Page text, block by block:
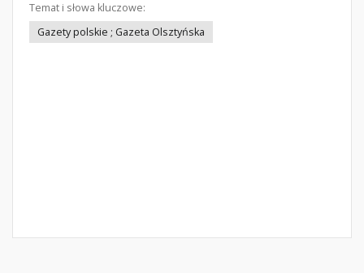
Temat i słowa kluczowe:
Gazety polskie ; Gazeta Olsztyńska